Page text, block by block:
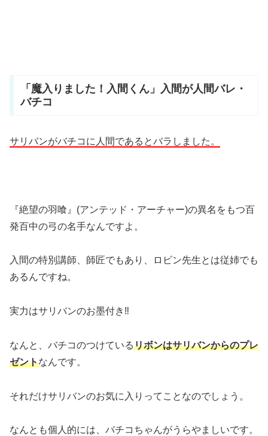
「魔入りました！入間くん」入間が人間バレ・
バチコ
サリバンがバチコに人間であるとバラしました。
『絶望の羽喰』 (アンテッド・アーチャー)の異名をもつ百
発百中の弓の名手なんですよ。
入間の特別講師、師匠でもあり、ロビン先生とは従姉でも
あるんですね。
実力はサリバンのお墨付き‼
なんと、バチコのつけているリボンはサリバンからのプレ
ゼントなんです。
それだけサリバンのお気に入りってことなのでしょう。
なんとも個人的には、バチコちゃんがうらやましいです。